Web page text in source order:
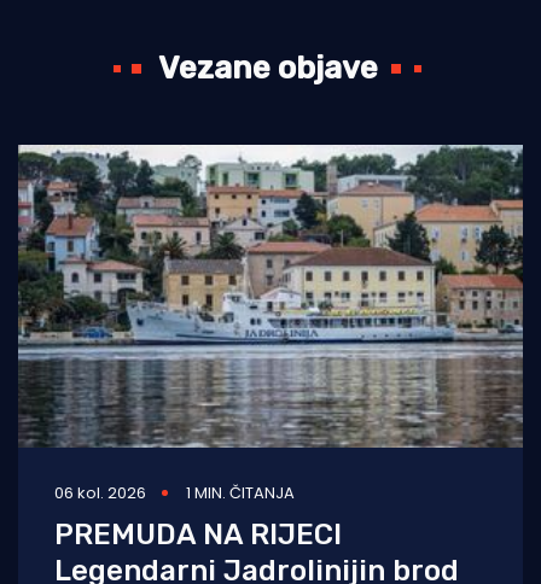
Vezane objave
06 kol. 2026 1 MIN. ČITANJA
PREMUDA NA RIJECI
Legendarni Jadrolinijin brod